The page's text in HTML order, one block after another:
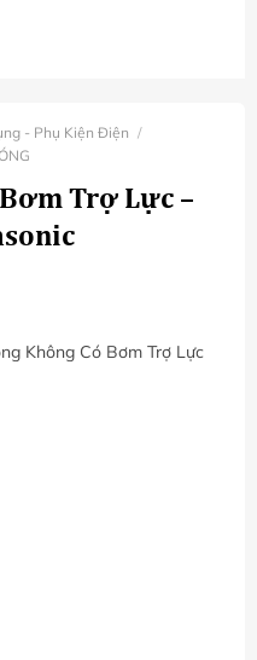
- Phụ Kiện Điện /
Trợ Lực –
Không Có Bơm Trợ Lực